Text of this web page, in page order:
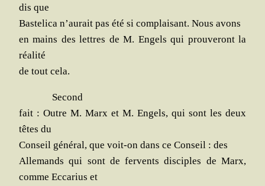
dis que
Bas­te­li­ca n’au­rait pas été si com­plai­sant. Nous avons
en mains des lettres de M. Engels qui prou­ve­ront la
réalité
de tout cela.
Second
fait : Outre M. Marx et M. Engels, qui sont les deux
têtes du
Conseil géné­ral, que voit-on dans ce Conseil : des
Alle­mands qui sont de fer­vents dis­ciples de Marx,
comme Ecca­rius et